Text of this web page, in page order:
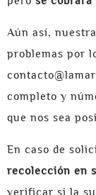
Aún así,
problemas por
completo y
que nos sea
En caso de
recolección en
verificar si la